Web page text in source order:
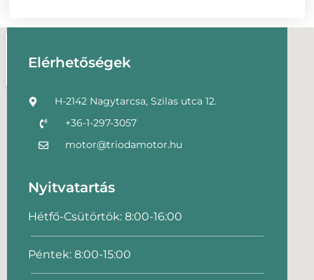
Elérhetőségek
H-2142 Nagytarcsa, Szilas utca 12.
+36-1-297-3057
motor@triodamotor.hu
Nyitvatartás
Hétfő-Csütörtök: 8:00-16:00
Péntek: 8:00-15:00